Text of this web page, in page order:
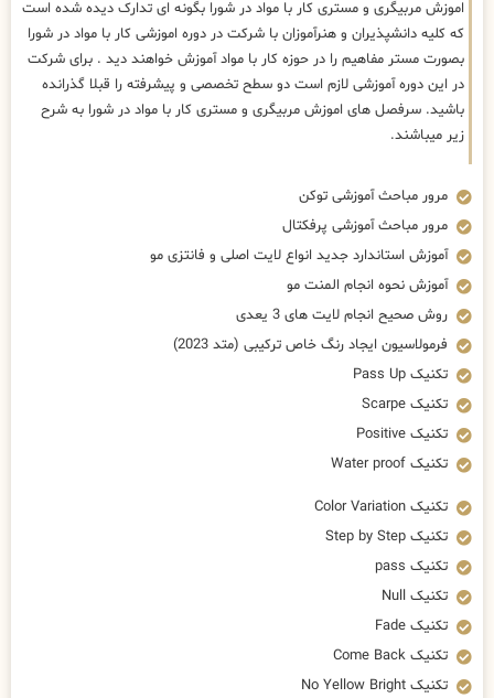
اموزش مربیگری و مستری کار با مواد در شورا بگونه ای تدارک دیده شده است
که کلیه دانشپذیران و هنرآموزان با شرکت در دوره اموزشی کار با مواد در شورا
بصورت مستر مفاهیم را در حوزه کار با مواد آموزش خواهند دید . برای شرکت
در این دوره آموزشی لازم است دو سطح تخصصی و پیشرفته را قبلا گذرانده
باشید. سرفصل های اموزش مربیگری و مستری کار با مواد در شورا به شرح
زیر میباشند.
مرور مباحث آموزشی توکن
مرور مباحث آموزشی پرفکتال
آموزش استاندارد جدید انواع لایت اصلی و فانتزی مو
آموزش نحوه انجام المنت مو
روش صحیح انجام لایت های 3 یعدی
فرمولاسیون ایجاد رنگ خاص ترکیبی (متد 2023)
تکنیک Pass Up
تکنیک Scarpe
تکنیک Positive
تکنیک Water proof
تکنیک Color Variation
تکنیک Step by Step
تکنیک pass
تکنیک Null
تکنیک Fade
تکنیک Come Back
تکنیک No Yellow Bright